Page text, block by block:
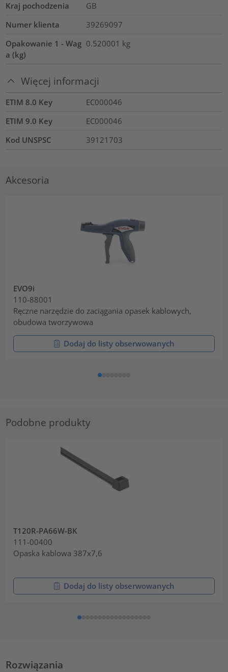
Kraj pochodzenia
GB
Numer klienta
39269097
Opakowanie 1 - Wag
a (kg)
0.520001 kg
Więcej informacji
ETIM 8.0 Key
EC000046
ETIM 9.0 Key
EC000046
Kod UNSPSC
39121703
Akcesoria
EVO9i
110-88001
Ręczne narzędzie do zaciągania opasek kablowych,
obudowa tworzywowa
Dodaj do listy obserwowanych
Podobne produkty
T120R-PA66W-BK
111-00400
Opaska kablowa 387x7,6
Dodaj do listy obserwowanych
Rozwiązania